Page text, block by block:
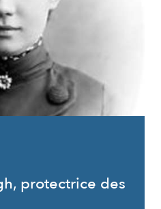
protectrice des